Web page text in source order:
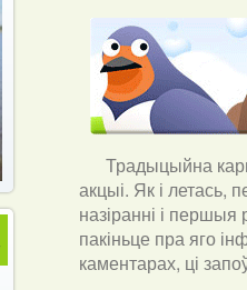
Традыцыйна
акцыі. Як і летась,
назіранні і першыя
пакіньце пра яго
каментарах, ці